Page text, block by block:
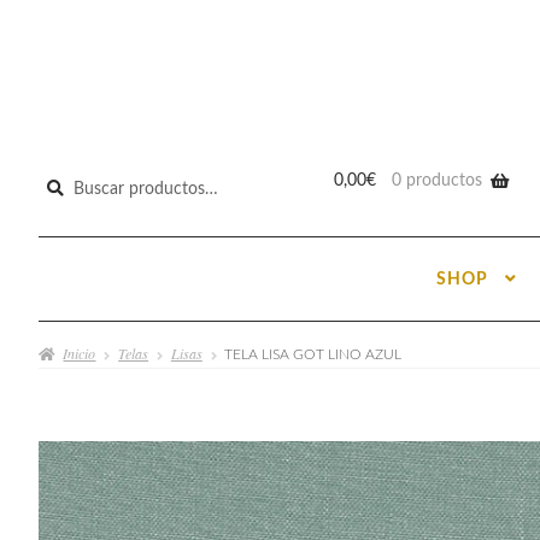
Buscar
0,00€ 0 productos
SHOP
Inicio Telas Lisas TELA LISA GOT LINO AZUL